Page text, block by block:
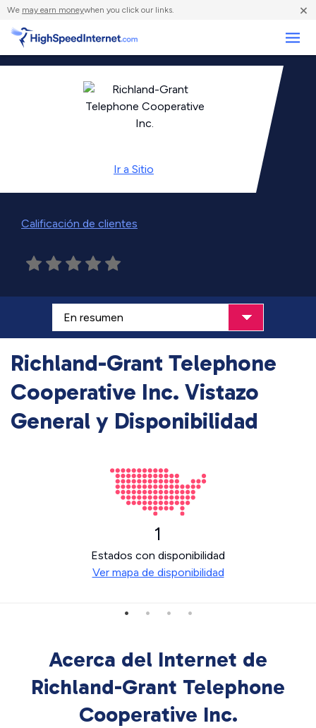
We may earn moneywhen you click our links. ×
Ir a Sitio
Calificación de clientes
Richland-Grant Telephone
Cooperative Inc. Vistazo
General y Disponibilidad
1
Estados con disponibilidad
Ver mapa de disponibilidad
Acerca del Internet de
Richland-Grant Telephone
Cooperative Inc.